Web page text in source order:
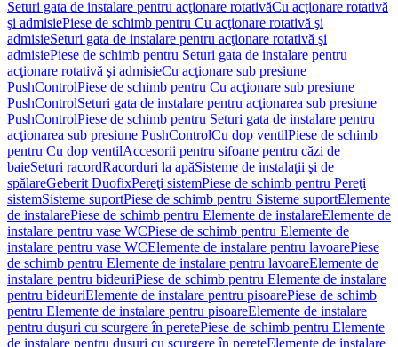
Seturi gata de instalare pentru acţionare rotativăCu acţionare rotativă
şi admisiePiese de schimb pentru Cu acţionare rotativă şi
admisieSeturi gata de instalare pentru acţionare rotativă şi
admisiePiese de schimb pentru Seturi gata de instalare pentru
acţionare rotativă şi admisieCu acţionare sub presiune
PushControlPiese de schimb pentru Cu acţionare sub presiune
PushControlSeturi gata de instalare pentru acţionarea sub presiune
PushControlPiese de schimb pentru Seturi gata de instalare pentru
acţionarea sub presiune PushControlCu dop ventilPiese de schimb
pentru Cu dop ventilAccesorii pentru sifoane pentru căzi de
baieSeturi racordRacorduri la apăSisteme de instalaţii şi de
spălareGeberit DuofixPereţi sistemPiese de schimb pentru Pereţi
sistemSisteme suportPiese de schimb pentru Sisteme suportElemente
de instalarePiese de schimb pentru Elemente de instalareElemente de
instalare pentru vase WCPiese de schimb pentru Elemente de
instalare pentru vase WCElemente de instalare pentru lavoarePiese
de schimb pentru Elemente de instalare pentru lavoareElemente de
instalare pentru bideuriPiese de schimb pentru Elemente de instalare
pentru bideuriElemente de instalare pentru pisoarePiese de schimb
pentru Elemente de instalare pentru pisoareElemente de instalare
pentru duşuri cu scurgere în peretePiese de schimb pentru Elemente
de instalare pentru duşuri cu scurgere în pereteElemente de instalare